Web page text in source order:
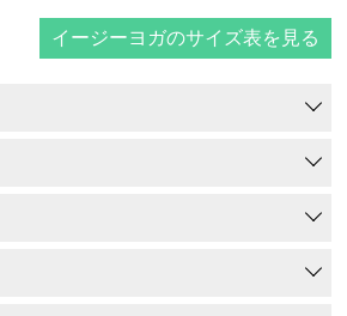
イージーヨガのサイズ表を見る